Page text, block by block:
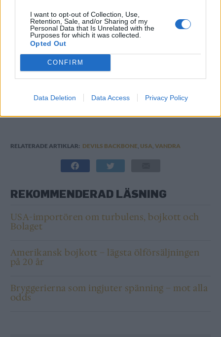
I want to opt-out of Collection, Use,
Retention, Sale, and/or Sharing of my
Personal Data that Is Unrelated with the
Purposes for which it was collected.
Opted Out
CONFIRM
Data Deletion Data Access Privacy Policy
Appalachian Trail i östra USA.
Längs vägen utlovar man också ett antal ölfester. De
mest intressant personerna som söker jobbet ska
väljas ut för personliga intervjuer och därefter väljs
corona-viruset ska skapa några problem.
RELATERADE ARTIKLAR: DEVILS BACKBONE, USA, VANDRA
REKOMMENDERAD LÄSNING
USA-importören om turbulens, bojkott och
Bolaget
Amerikansk bojkott – lägsta ölförsäljningen
på 20 år
Bryggerierna som ingjuter spänning – mot alla
odds